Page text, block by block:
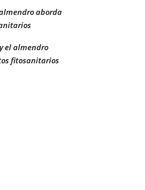
aborda
el almendro
fitosanitarios